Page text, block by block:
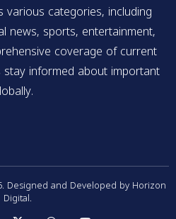
categories, including
news, sports, entertainment,
coverage of current
stay informed about important
Designed and Developed by Horizon
Digital.